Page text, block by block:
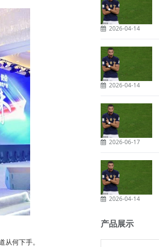
何下手。
2026-04-14
2026-04-14
2026-06-17
2026-04-14
产品展示